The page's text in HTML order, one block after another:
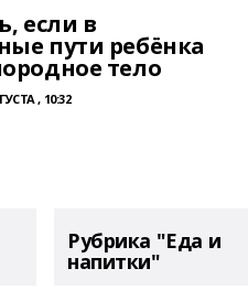
если в
пути ребёнка
тело
, 10:32
Рубрика "Еда и
напитки"